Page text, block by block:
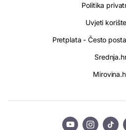
Politika
Uvjeti
Pretplata - Često